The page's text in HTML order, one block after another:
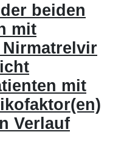
beiden
mit
mit
Verlauf